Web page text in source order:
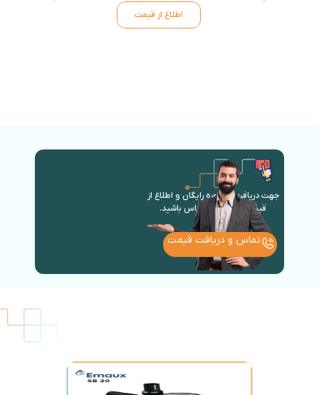
اطلاع از قیمت
جهت دریافت مشاوره رایگان و اطلاع از
قیمت روز با ما در تماس باشید.
تماس و دریافت قیمت